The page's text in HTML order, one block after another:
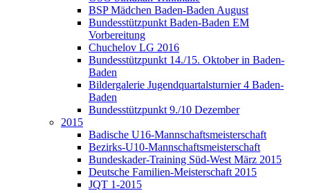
BSP Mädchen Baden-Baden August
Bundesstützpunkt Baden-Baden EM
Vorbereitung
Chuchelov LG 2016
Bundesstützpunkt 14./15. Oktober in Baden-
Baden
Bildergalerie Jugendquartalsturnier 4 Baden-
Baden
Bundesstützpunkt 9./10 Dezember
2015
Badische U16-Mannschaftsmeisterschaft
Bezirks-U10-Mannschaftsmeisterschaft
Bundeskader-Training Süd-West März 2015
Deutsche Familien-Meisterschaft 2015
JQT 1-2015